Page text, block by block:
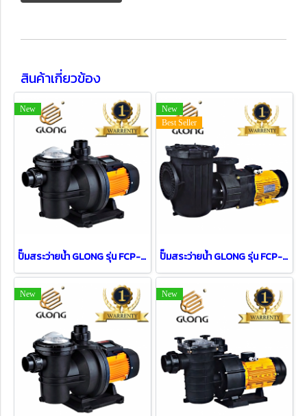
สินค้าเกี่ยวข้อง
New
ปั๊มสระว่ายน้ำ GLONG รุ่น FCP-750S ( 1 HP )
New
Best Seller
ปั๊มสระว่ายน้ำ GLONG รุ่น FCP-10A (10HP)
New New